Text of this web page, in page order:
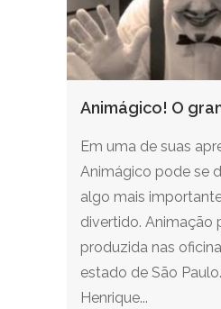
Animágico! O
Em uma de suas
Animágico pode se
algo mais
divertido. Animação
produzida nas
estado de São
Henrique...